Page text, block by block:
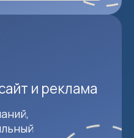
и реклама